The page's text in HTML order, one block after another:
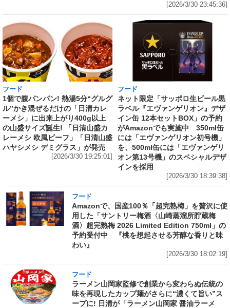
[2026/3/30 23:45:36]
フード
1個で腹パンパン! 熱湯5分“グルグ
ル”かき混ぜるだけの「日清カレ
ーメシ」に出来上がり400g以上
の山盛サイズ誕生! 「日清山盛カ
レーメシ 欧風ビーフ」「日清山盛
ハヤシメシ デミグラス」が発売
[2026/3/30 19:25:01]
フード
ネット限定「サッポロ生ビール黒
ラベル『エヴァンゲリオン』デザ
イン缶 12本セットBOX」の予約
がAmazonでも実施中 350ml缶
には「エヴァンゲリオン初号機」
を、500ml缶には「エヴァンゲリ
オン第13号機」のスペシャルデザ
インを採用
[2026/3/30 18:39:38]
フード
Amazonで、国産100％「超完熟梅」を贅沢に使
用した「サントリー梅酒〈山崎蒸溜所貯蔵梅
酒〉超完熟梅 2026 Limited Edition 750ml」の
予約受付中 『桃を想起させる芳醇な香りと味
わい』
[2026/3/30 18:02:19]
フード
ラーメン山岡家監修で創業から変わらぬ伝統の
味を再現したカップ麺がさらに“濃くて旨い”ス
ープに! 日清が「ラーメン山岡家 醤油ラーメ